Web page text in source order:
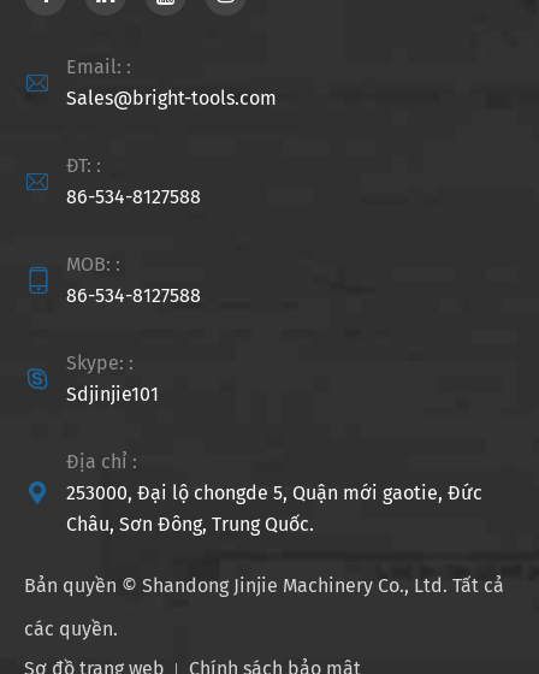

Email: :
Sales@bright-tools.com

ĐT: :
86-534-8127588

MOB: :
86-534-8127588

Skype: :
Sdjinjie101

Địa chỉ :
253000, Đại lộ chongde 5, Quận mới gaotie, Đức
Châu, Sơn Đông, Trung Quốc.
Bản quyền © Shandong Jinjie Machinery Co., Ltd. Tất cả
các quyền.
Sơ đồ trang web
Chính sách bảo mật